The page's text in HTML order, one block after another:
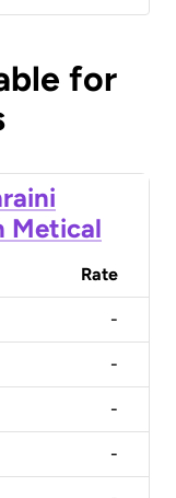
for
Metical
Rate
-
-
-
-